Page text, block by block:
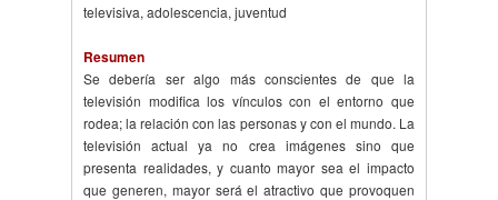
televisiva, adolescencia, juventud
Resumen
Se debería ser algo más conscientes de que la
televisión modifica los vínculos con el entorno que
rodea; la relación con las personas y con el mundo. La
televisión actual ya no crea imágenes sino que
presenta realidades, y cuanto mayor sea el impacto
que generen, mayor será el atractivo que provoquen